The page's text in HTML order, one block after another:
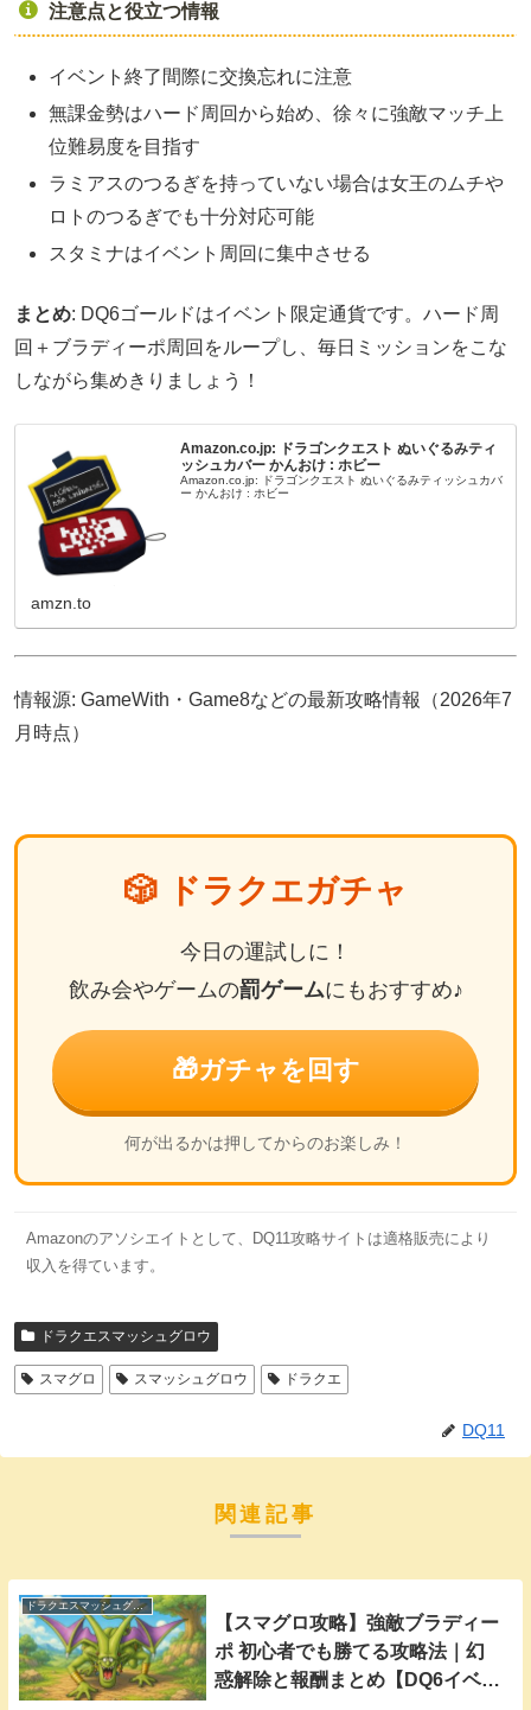
注意点と役立つ情報
イベント終了間際に交換忘れに注意
無課金勢はハード周回から始め、徐々に強敵マッチ上
位難易度を目指す
ラミアスのつるぎを持っていない場合は女王のムチや
ロトのつるぎでも十分対応可能
スタミナはイベント周回に集中させる
まとめ: DQ6ゴールドはイベント限定通貨です。ハード周
回＋ブラディーポ周回をループし、毎日ミッションをこな
しながら集めきりましょう！
Amazon.co.jp: ドラゴンクエスト ぬいぐるみティ
ッシュカバー かんおけ : ホビー
Amazon.co.jp: ドラゴンクエスト ぬいぐるみティッシュカバ
ー かんおけ : ホビー
amzn.to
情報源: GameWith・Game8などの最新攻略情報（2026年7
月時点）
🎲 ドラクエガチャ
今日の運試しに！
飲み会やゲームの罰ゲームにもおすすめ♪
🎁ガチャを回す
何が出るかは押してからのお楽しみ！
Amazonのアソシエイトとして、DQ11攻略サイトは適格販売により
収入を得ています。
ドラクエスマッシュグロウ
スマグロ スマッシュグロウ ドラクエ
DQ11
関連記事
ドラクエスマッシュグロウ
【スマグロ攻略】強敵ブラディー
ポ 初心者でも勝てる攻略法｜幻
惑解除と報酬まとめ【DQ6イベン